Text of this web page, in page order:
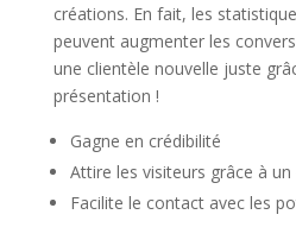
créations. En fait, les
peuvent augmenter les
une clientèle nouvelle juste
présentation !
Gagne en crédibilité
Attire les visiteurs grâce à
Facilite le contact avec les